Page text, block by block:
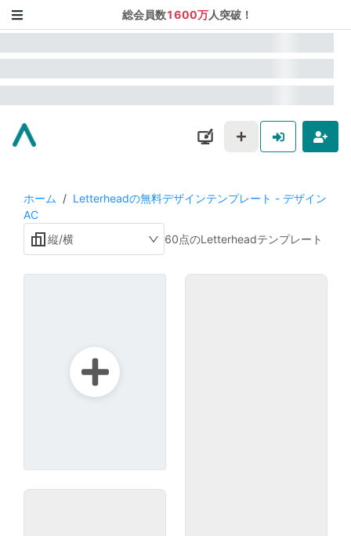
総会員数1600万人突破！
ホーム / Letterheadの無料デザインテンプレート - デザイン
AC
縦/横
60点のLetterheadテンプレート